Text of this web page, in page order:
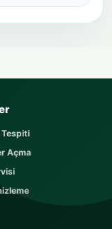
60
Tespiti
Açma